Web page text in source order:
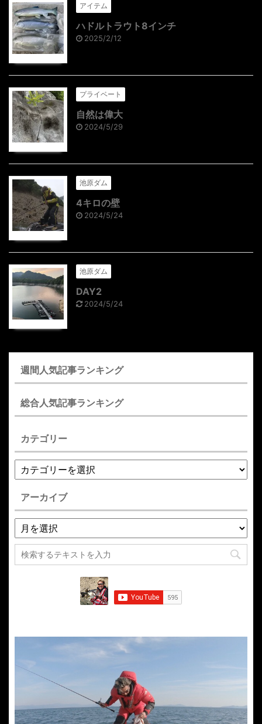
アイテム
ハドルトラウト8インチ
2025/2/12
プライベート
自然は偉大
2024/5/29
池原ダム
4キロの壁
2024/5/24
池原ダム
DAY2
2024/5/24
週間人気記事ランキング
総合人気記事ランキング
カテゴリー
アーカイブ